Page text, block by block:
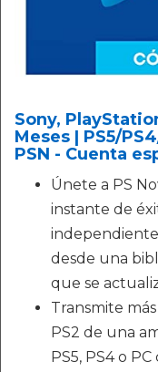
Sony,
Meses | PS5/
PSN - Cuenta
Únete a PS
instante de
desde una
que se
Transmite
PS2 de una
PS5, PS4 o